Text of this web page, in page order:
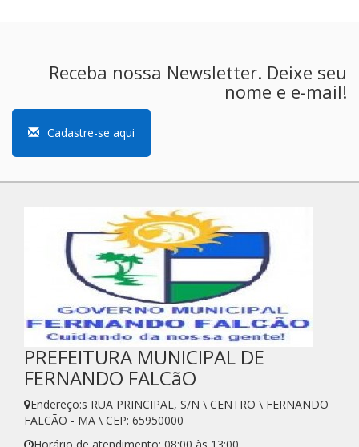
Receba nossa Newsletter. Deixe seu
nome e e-mail!
Cadastre-se aqui
PREFEITURA MUNICIPAL DE
FERNANDO FALCãO
Endereço:s RUA PRINCIPAL, S/N \ CENTRO \ FERNANDO
FALCÃO - MA \ CEP: 65950000